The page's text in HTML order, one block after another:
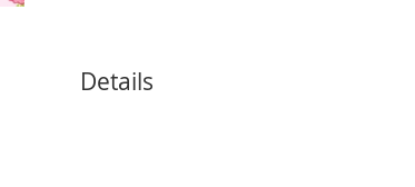
Details